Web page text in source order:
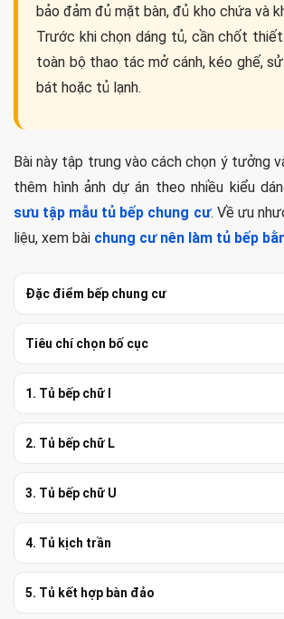
bảo đảm đủ mặt bàn, đủ kho chứa và
Trước khi chọn dáng tủ, cần chốt
toàn bộ thao tác mở cánh, kéo ghế,
bát hoặc tủ lạnh.
Bài này tập trung vào cách chọn ý tưởng
thêm hình ảnh dự án theo nhiều kiểu
sưu tập mẫu tủ bếp chung cư. Về ưu
liệu, xem bài chung cư nên làm tủ bếp
Đặc điểm bếp chung cư
Tiêu chí chọn bố cục
1. Tủ bếp chữ I
2. Tủ bếp chữ L
3. Tủ bếp chữ U
4. Tủ kịch trần
5. Tủ kết hợp bàn đảo